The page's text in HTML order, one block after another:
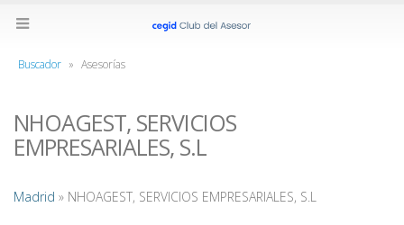
Buscador » Asesorías
NHOAGEST, SERVICIOS
EMPRESARIALES, S.L
Madrid » NHOAGEST, SERVICIOS EMPRESARIALES, S.L